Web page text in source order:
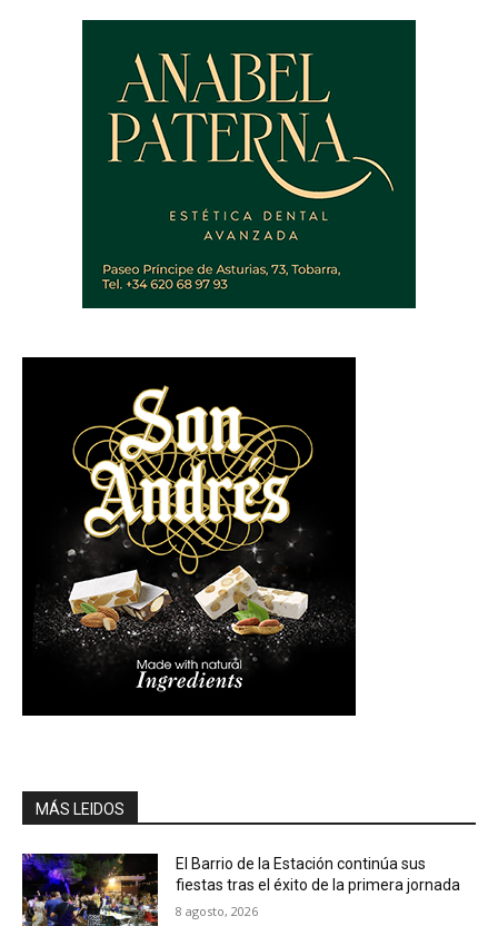
MÁS LEIDOS
El Barrio de la Estación continúa sus
fiestas tras el éxito de la primera jornada
8 agosto, 2026